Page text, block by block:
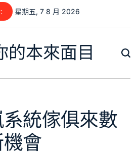
星期五, 7 8 月 2026
的本來面目
系統傢俱來數
機會